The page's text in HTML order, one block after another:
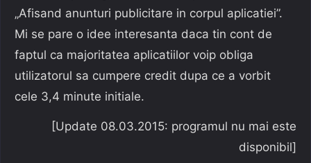
„Afisand anunturi publicitare in corpul aplicatiei”.
Mi se pare o idee interesanta daca tin cont de
faptul ca majoritatea aplicatiilor voip obliga
utilizatorul sa cumpere credit dupa ce a vorbit
cele 3,4 minute initiale.
[Update 08.03.2015: programul nu mai este
disponibil]